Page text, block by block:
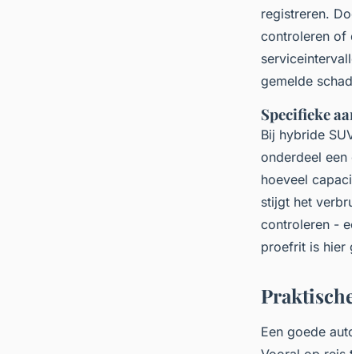
registreren.
controleren of
gemelde
Specifieke
Bij hybride
onderdeel
hoeveel
stijgt het
controleren -
proefrit is hier
Een goede